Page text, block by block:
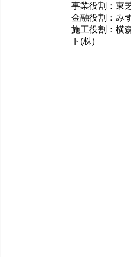
事業役割：東
金融役割：み
施工役割：横
ト(株)